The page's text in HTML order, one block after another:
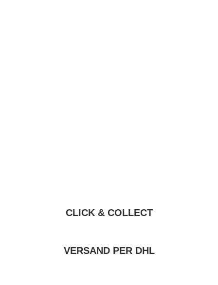
CLICK & COLLECT
VERSAND PER DHL